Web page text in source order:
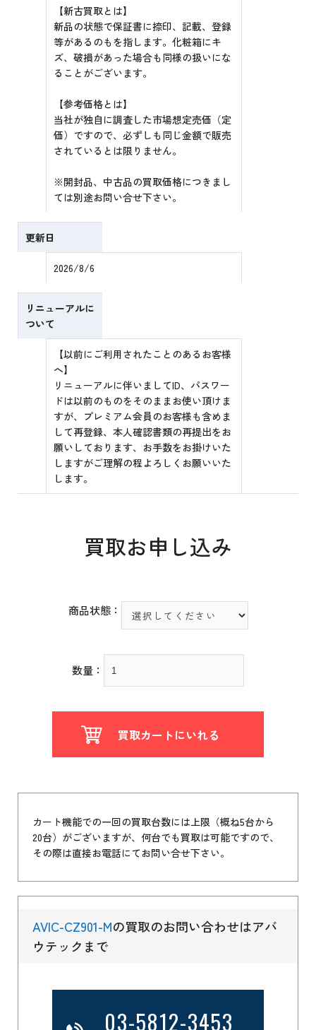
【新古買取とは】
新品の状態で保証書に捺印、記載、登録
等があるのもを指します。化粧箱にキ
ズ、破損があった場合も同様の扱いにな
ることがございます。
【参考価格とは】
当社が独自に調査した市場想定売価（定
価）ですので、必ずしも同じ金額で販売
されているとは限りません。
※開封品、中古品の買取価格につきまし
ては別途お問い合せ下さい。
更新日
2026/8/6
リニューアルに
ついて
【以前にご利用されたことのあるお客様
へ】
リニューアルに伴いましてID、パスワー
ドは以前のものをそのままお使い頂けま
すが、プレミアム会員のお客様も含めま
して再登録、本人確認書類の再提出をお
願いしております、お手数をお掛けいた
しますがご理解の程よろしくお願いいた
します。
買取お申し込み
商品状態：
数量：
買取カートにいれる
カート機能での一回の買取台数には上限（概ね5台から
20台）がございますが、何台でも買取は可能ですので、
その際は直接お電話にてお問い合せ下さい。
AVIC-CZ901-Mの買取のお問い合わせはアバ
ウテックまで
03-5812-3453